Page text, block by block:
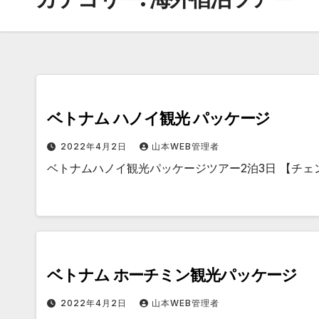
ベトナム ハノイ観光 パッケージ
2022年4月2日 山本WEB管理者
ベトナムハノイ観光パッケージツアー2泊3日 【チ
ベトナム ホーチミン観光パッケージ
2022年4月2日 山本WEB管理者